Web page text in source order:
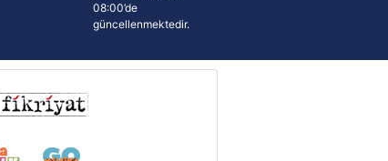
08:00’de
güncellenmektedir.